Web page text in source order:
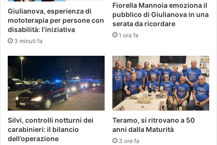
Giulianova, esperienza di
mototerapia per persone con
disabilità: l’iniziativa
3 minuti fa
Fiorella Mannoia emoziona il
pubblico di Giulianova in una
serata da ricordare
1 ora fa
Silvi, controlli notturni dei
carabinieri: il bilancio
dell’operazione
Teramo, si ritrovano a 50
anni dalla Maturità
3 ore fa